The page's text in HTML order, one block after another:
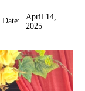
Date:
April 14,
2025